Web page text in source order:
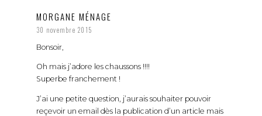
MORGANE MÉNAGE
30 novembre 2015
Bonsoir,
Oh mais j’adore les chaussons !!!!
Superbe franchement !
J’ai une petite question, j’aurais souhaiter pouvoir
reçevoir un email dès la publication d’un article mais